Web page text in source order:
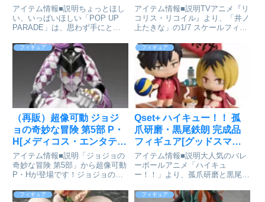
ドスマイルアーツ上海]が
予約受付中
アイテム情報■説明ちょっとほし
い、いっぱいほしい「POP UP
PARADE」は、思わず手にとっ
18cmの飾りやすいサイズ、スピ
ーディにお届けなど、フィギュア
ファンにやさしいカタチを追求し
たフィギュアシリーズで...
ファイン]が予約受付中
アイテム情報■説明TVアニメ『リ
コリス・リコイル』より、「井ノ
上たきな」の1/7 スケールフィギ
束に合わせ、たきなの白ワンピー
ス姿も立体化しました。軽やかに
風になびくワンピースの細かなシ
ワの造形や、浜辺をイメー...
フィギュア
（再販）超像可動 ジョジ
ョの奇妙な冒険 第5部 P・
H[メディコス・エンタテイ
ンメント]が予約受付開始
アイテム情報■説明「ジョジョの
奇妙な冒険 第5部」から超像可動
P・Hが登場です！ジョジョの奇
Hcolleizeで探す
フィギュア
Qset+ ハイキュー！！ 孤
爪研磨・黒尾鉄朗 完成品
フィギュア[グッドスマイ
ルアーツ上海]が予約受付
中
アイテム情報■説明大人気のバレ
ーボールアニメ「ハイキュ
ー！！」より、孤爪研磨と黒尾鉄
ギュアとして再現しました。この
フィギュア フィギュア